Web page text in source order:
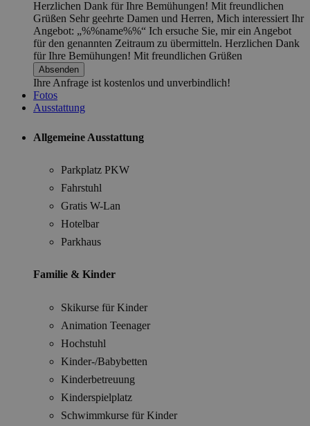
Herzlichen Dank für Ihre Bemühungen! Mit freundlichen
Grüßen Sehr geehrte Damen und Herren, Mich interessiert Ihr
Angebot: „%%name%%“ Ich ersuche Sie, mir ein Angebot
für den genannten Zeitraum zu übermitteln. Herzlichen Dank
für Ihre Bemühungen! Mit freundlichen Grüßen
Ihre Anfrage ist kostenlos und unverbindlich!
Fotos
Ausstattung
Allgemeine Ausstattung
Parkplatz PKW
Fahrstuhl
Gratis W-Lan
Hotelbar
Parkhaus
Familie & Kinder
Skikurse für Kinder
Animation Teenager
Hochstuhl
Kinder-/Babybetten
Kinderbetreuung
Kinderspielplatz
Schwimmkurse für Kinder